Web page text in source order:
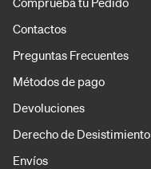
Contactos
Preguntas Frecuentes
Métodos de pago
Devoluciones
Derecho de Desistimiento
Envíos